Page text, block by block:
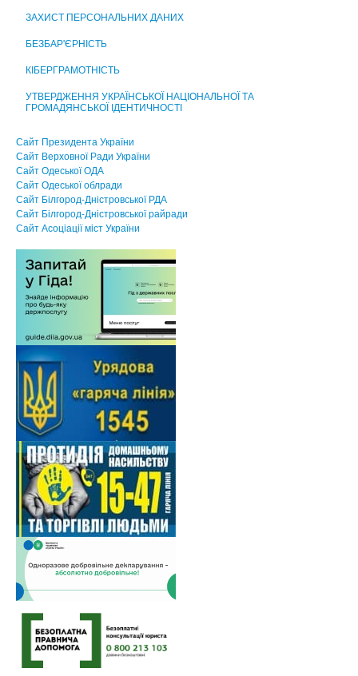
ЗАХИСТ ПЕРСОНАЛЬНИХ ДАНИХ
БЕЗБАР'ЄРНІСТЬ
КІБЕРГРАМОТНІСТЬ
УТВЕРДЖЕННЯ УКРАЇНСЬКОЇ НАЦІОНАЛЬНОЇ ТА
ГРОМАДЯНСЬКОЇ ІДЕНТИЧНОСТІ
Сайт Президента України
Сайт Верховної Ради України
Сайт Одеської ОДА
Сайт Одеської облради
Сайт Білгород-Дністровської РДА
Сайт Білгород-Дністровської райради
Сайт Асоцiацiї мiст України